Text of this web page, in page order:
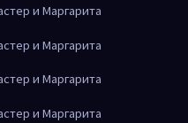
и Маргарита
и Маргарита
и Маргарита
и Маргарита